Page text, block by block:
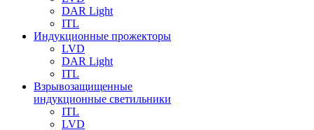
DAR Light
ITL
Индукционные прожекторы
LVD
DAR Light
ITL
Взрывозащищенные
индукционные светильники
ITL
LVD